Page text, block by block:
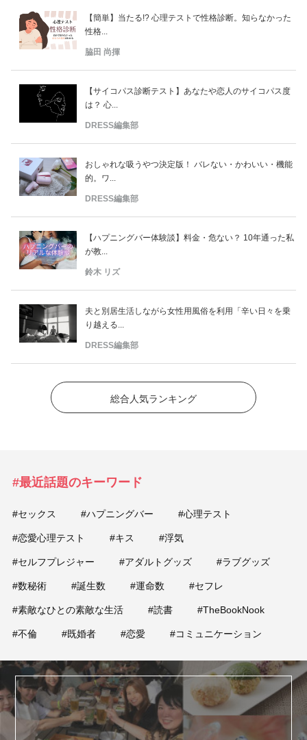
【簡単】当たる!? 心理テストで性格診断。知らなかった
性格...
脇田 尚揮
【サイコパス診断テスト】あなたや恋人のサイコパス度
は？ 心...
DRESS編集部
おしゃれな吸うやつ決定版！ バレない・かわいい・機能
的。ワ...
DRESS編集部
【ハプニングバー体験談】料金・危ない？ 10年通った私
が教...
鈴木 リズ
夫と別居生活しながら女性用風俗を利用「辛い日々を乗
り越える...
DRESS編集部
総合人気ランキング
#最近話題のキーワード
#セックス #ハプニングバー #心理テスト
#恋愛心理テスト #キス #浮気
#セルフプレジャー #アダルトグッズ #ラブグッズ
#数秘術 #誕生数 #運命数 #セフレ
#素敵なひとの素敵な生活 #読書 #TheBookNook
#不倫 #既婚者 #恋愛 #コミュニケーション